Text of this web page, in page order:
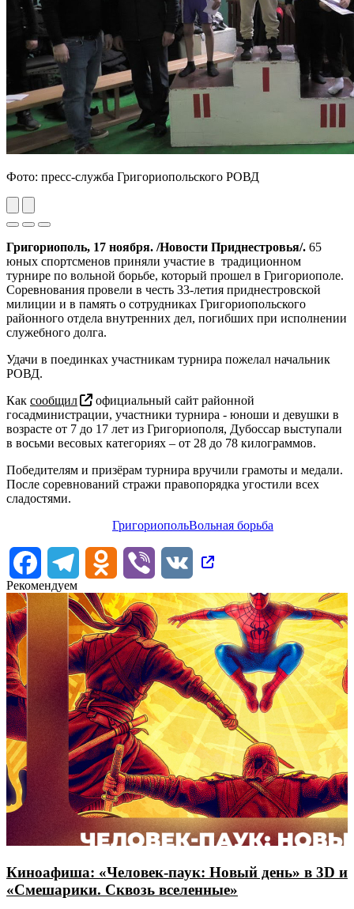
Фото: пресс-служба Григориопольского РОВД
Previous
Next
Григориополь, 17 ноября. /Новости Приднестровья/. 65
юных спортсменов приняли участие в традиционном
турнире по вольной борьбе, который прошел в Григориополе.
Соревнования провели в честь 33-летия приднестровской
милиции и в память о сотрудниках Григориопольского
районного отдела внутренних дел, погибших при исполнении
служебного долга.
Удачи в поединках участникам турнира пожелал начальник
РОВД.
Как сообщил
официальный сайт районной
госадминистрации, участники турнира - юноши и девушки в
возрасте от 7 до 17 лет из Григориополя, Дубоссар выступали
в восьми весовых категориях – от 28 до 78 килограммов.
Победителям и призёрам турнира вручили грамоты и медали.
После соревнований стражи правопорядка угостили всех
сладостями.
ГригориопольВольная борьба
FacebookTelegram Odnoklassniki
Viber
VK
Рекомендуем
Киноафиша: «Человек-паук: Новый день» в 3D и
«Смешарики. Сквозь вселенные»